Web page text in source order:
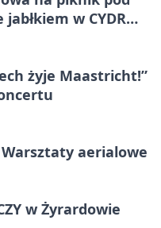
w CYDR
żyje Maastricht!”
aerialowe
w Żyrardowie